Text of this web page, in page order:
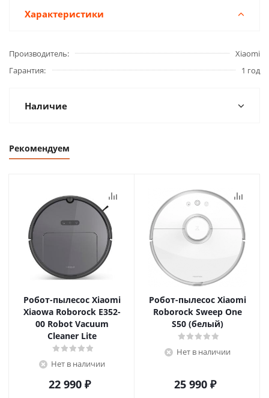
Характеристики
Производитель
Xiaomi
Гарантия
1 год
Наличие
Рекомендуем
Робот-пылесос Xiaomi
Xiaowa Roborock E352-
00 Robot Vacuum
Cleaner Lite
Нет в наличии
22 990 ₽
Робот-пылесос Xiaomi
Roborock Sweep One
S50 (белый)
Нет в наличии
25 990 ₽